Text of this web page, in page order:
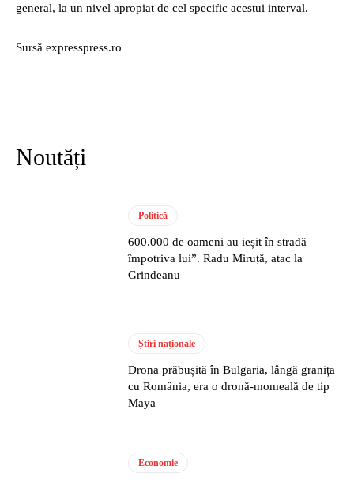
general, la un nivel apropiat de cel specific acestui interval.
Sursă expresspress.ro
Noutăți
Politică
600.000 de oameni au ieșit în stradă
împotriva lui”. Radu Miruță, atac la
Grindeanu
Știri naționale
Drona prăbușită în Bulgaria, lângă granița
cu România, era o dronă-momeală de tip
Maya
Economie